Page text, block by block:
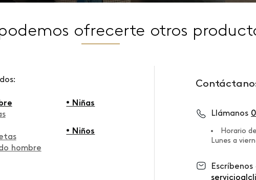
ofrecerte otros
hombre
• Niñas
• Niños
Llámanos
Horario
Lunes a